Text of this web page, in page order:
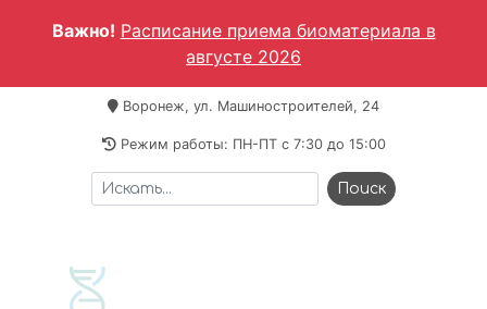
Важно! Расписание приема биоматериала в
августе 2026
Воронеж, ул. Машиностроителей, 24
Режим работы: ПН-ПТ c 7:30 до 15:00